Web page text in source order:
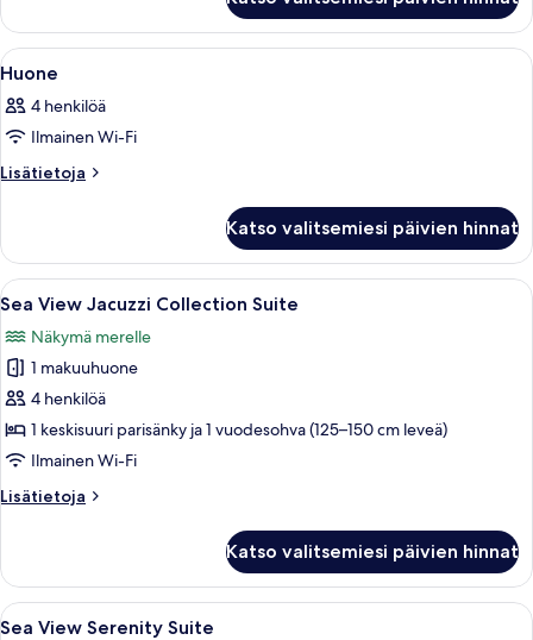
Avaa
kaikki
huonetyypin
Huone
kuvat
Moderni makuuhuone, jossa on
16
Huone
4 henkilöä
Ilmainen Wi-Fi
Lisätietoja
Lisätietoja
Katso valitsemiesi päivien hinnat
Avaa
kaikki
huonetyypin
Sea
View
Jacuzzi
Collection
kuvat
Moderni makuuhuone, jossa on
12
Sea View Jacuzzi Collection Suite
Näkymä merelle
1 makuuhuone
4 henkilöä
1 keskisuuri parisänky ja 1 vuodesohva (125–150 cm leveä)
Ilmainen Wi-Fi
Lisätietoja
Lisätietoja
Jacuzzi
Collection
Suite
Katso valitsemiesi päivien hinnat
Avaa
Moderni olohuone, jossa on sohva,
21
Sea View Serenity Suite